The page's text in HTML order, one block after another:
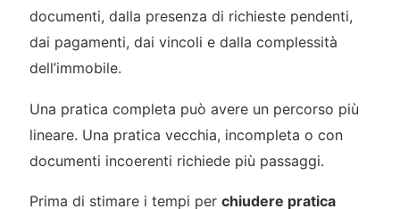
documenti, dalla presenza di richieste pendenti,
dai pagamenti, dai vincoli e dalla complessità
dell’immobile.
Una pratica completa può avere un percorso più
lineare. Una pratica vecchia, incompleta o con
documenti incoerenti richiede più passaggi.
Prima di stimare i tempi per chiudere pratica